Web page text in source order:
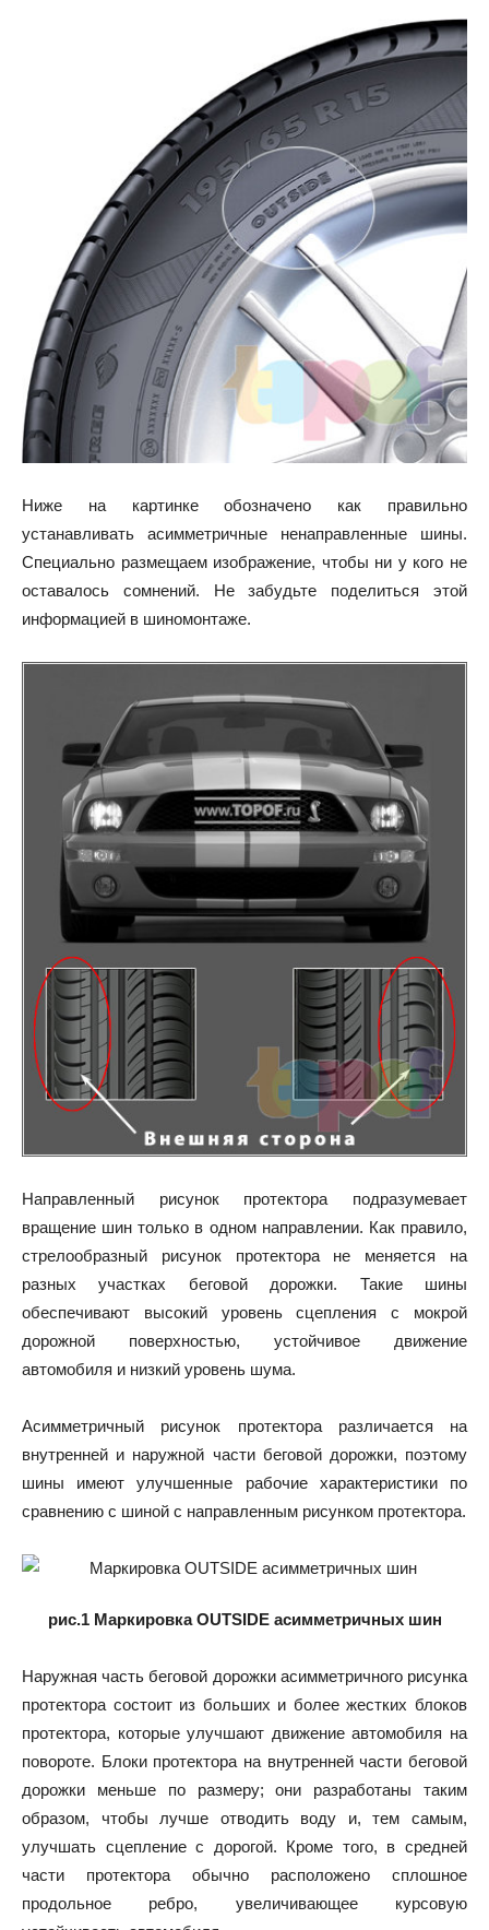
Ниже на картинке обозначено как правильно
устанавливать асимметричные ненаправленные шины.
Специально размещаем изображение, чтобы ни у кого не
оставалось сомнений. Не забудьте поделиться этой
информацией в шиномонтаже.
Направленный рисунок протектора подразумевает
вращение шин только в одном направлении. Как правило,
стрелообразный рисунок протектора не меняется на
разных участках беговой дорожки. Такие шины
обеспечивают высокий уровень сцепления с мокрой
дорожной поверхностью, устойчивое движение
автомобиля и низкий уровень шума.
Асимметричный рисунок протектора различается на
внутренней и наружной части беговой дорожки, поэтому
шины имеют улучшенные рабочие характеристики по
сравнению с шиной с направленным рисунком протектора.
рис.1 Маркировка OUTSIDE асимметричных шин
Наружная часть беговой дорожки асимметричного рисунка
протектора состоит из больших и более жестких блоков
протектора, которые улучшают движение автомобиля на
повороте. Блоки протектора на внутренней части беговой
дорожки меньше по размеру; они разработаны таким
образом, чтобы лучше отводить воду и, тем самым,
улучшать сцепление с дорогой. Кроме того, в средней
части протектора обычно расположено сплошное
продольное ребро, увеличивающее курсовую